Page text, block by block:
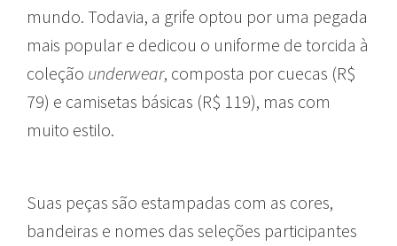
mundo. Todavia, a grife optou por uma pegada
mais popular e dedicou o uniforme de torcida à
coleção underwear, composta por cuecas (R$
79) e camisetas básicas (R$ 119), mas com
muito estilo.
Suas peças são estampadas com as cores,
bandeiras e nomes das seleções participantes